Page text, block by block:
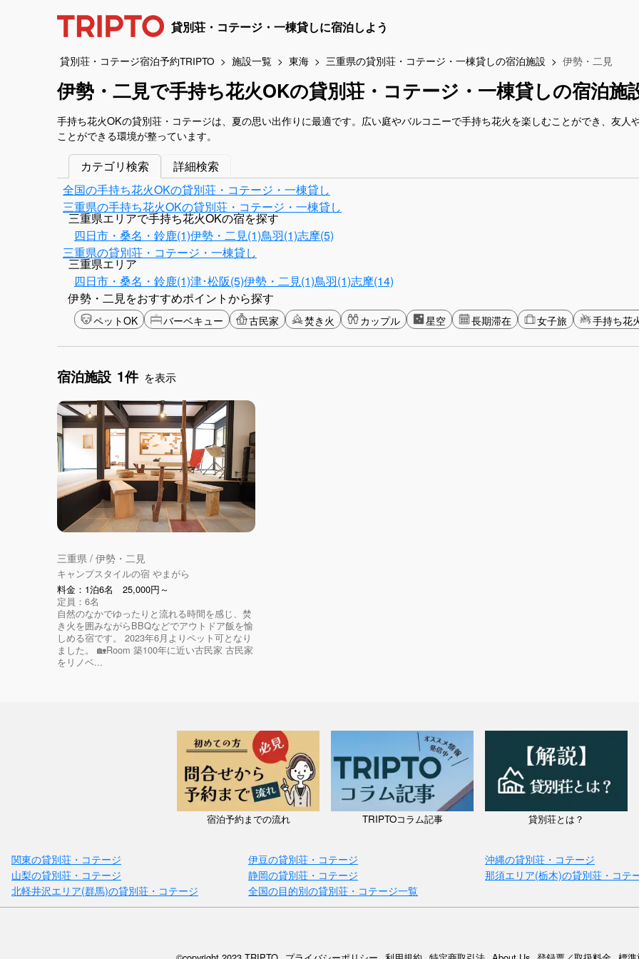
貸別荘・コテージ・一棟貸しに宿泊しよう
貸別荘・コテージ宿泊予約TRIPTO 施設一覧 東海 三重県の貸別荘・コテージ・一棟貸しの宿泊施設 伊勢・二見
伊勢・二見で手持ち花火OKの貸別荘・コテージ・一棟貸しの宿泊施
手持ち花火OKの貸別荘・コテージは、夏の思い出作りに最適です。広い庭やバルコニーで手持ち花火を楽しむことができ、友
ことができる環境が整っています。
カテゴリ検索
詳細検索
全国の手持ち花火OKの貸別荘・コテージ・一棟貸し
三重県の手持ち花火OKの貸別荘・コテージ・一棟貸し
三重県エリアで手持ち花火OKの宿を探す
四日市・桑名・鈴鹿(1)伊勢・二見(1)鳥羽(1)志摩(5)
三重県の貸別荘・コテージ・一棟貸し
三重県エリア
四日市・桑名・鈴鹿(1)津･松阪(5)伊勢・二見(1)鳥羽(1)志摩(14)
伊勢・二見をおすすめポイントから探す
ペットOK バーベキュー 古民家 焚き火 カップル 星空 長期滞在 女子旅 手持ち花
宿泊施設 1件 を表示
三重県 / 伊勢・二見
キャンプスタイルの宿 やまがら
料金：1泊6名 25,000円～
定員：6名
自然のなかでゆったりと流れる時間を感じ、焚
き火を囲みながらBBQなどでアウトドア飯を愉
しめる宿です。 2023年6月よりペット可となり
ました。 🏡Room 築100年に近い古民家 古民家
をリノベ...
宿泊予約までの流れ TRIPTOコラム記事 貸別荘とは？
関東の貸別荘・コテージ 伊豆の貸別荘・コテージ
沖縄の貸別荘・コテージ
山梨の貸別荘・コテージ
静岡の貸別荘・コテージ
那須エリア(栃木)の貸別荘・コテ
北軽井沢エリア(群馬)の貸別荘・コテージ
全国の目的別の貸別荘・コテージ一覧